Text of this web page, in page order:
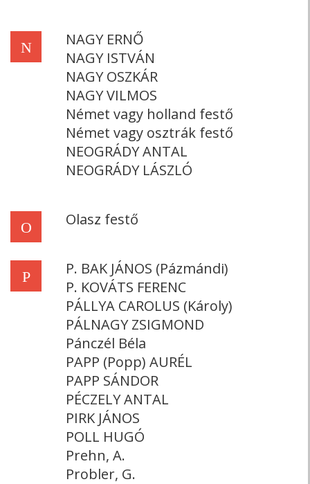
N
NAGY ERNŐ
NAGY ISTVÁN
NAGY OSZKÁR
NAGY VILMOS
Német vagy holland festő
Német vagy osztrák festő
NEOGRÁDY ANTAL
NEOGRÁDY LÁSZLÓ
O Olasz festő
P
P. BAK JÁNOS (Pázmándi)
P. KOVÁTS FERENC
PÁLLYA CAROLUS (Károly)
PÁLNAGY ZSIGMOND
Pánczél Béla
PAPP (Popp) AURÉL
PAPP SÁNDOR
PÉCZELY ANTAL
PIRK JÁNOS
POLL HUGÓ
Prehn, A.
Probler, G.